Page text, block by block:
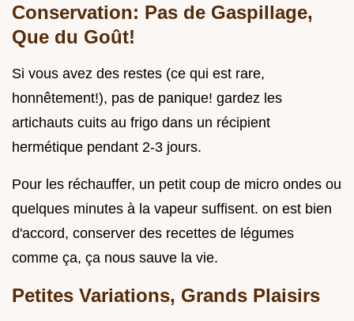
Conservation: Pas de Gaspillage,
Que du Goût!
Si vous avez des restes (ce qui est rare,
honnêtement!), pas de panique! gardez les
artichauts cuits au frigo dans un récipient
hermétique pendant 2-3 jours.
Pour les réchauffer, un petit coup de micro ondes ou
quelques minutes à la vapeur suffisent. on est bien
d'accord, conserver des recettes de légumes
comme ça, ça nous sauve la vie.
Petites Variations, Grands Plaisirs